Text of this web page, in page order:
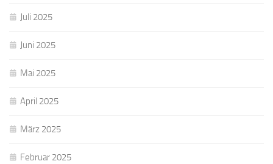
Juli 2025
Juni 2025
Mai 2025
April 2025
März 2025
Februar 2025